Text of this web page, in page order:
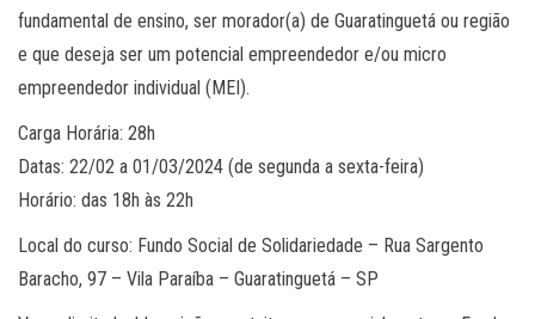
fundamental de ensino, ser morador(a) de Guaratinguetá ou região
e que deseja ser um potencial empreendedor e/ou micro
empreendedor individual (MEI).
Carga Horária: 28h
Datas: 22/02 a 01/03/2024 (de segunda a sexta-feira)
Horário: das 18h às 22h
Local do curso: Fundo Social de Solidariedade – Rua Sargento
Baracho, 97 – Vila Paraíba – Guaratinguetá – SP